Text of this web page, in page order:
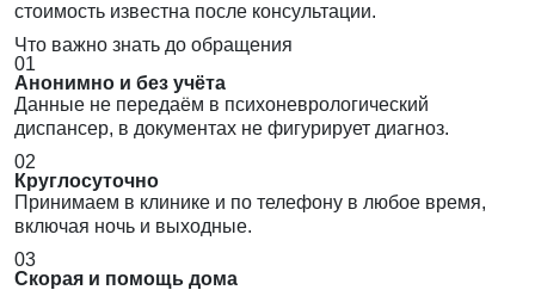
стоимость известна после консультации.
Что важно знать до обращения
01
Анонимно и без учёта
Данные не передаём в психоневрологический
диспансер, в документах не фигурирует диагноз.
02
Круглосуточно
Принимаем в клинике и по телефону в любое время,
включая ночь и выходные.
03
Скорая и помощь дома